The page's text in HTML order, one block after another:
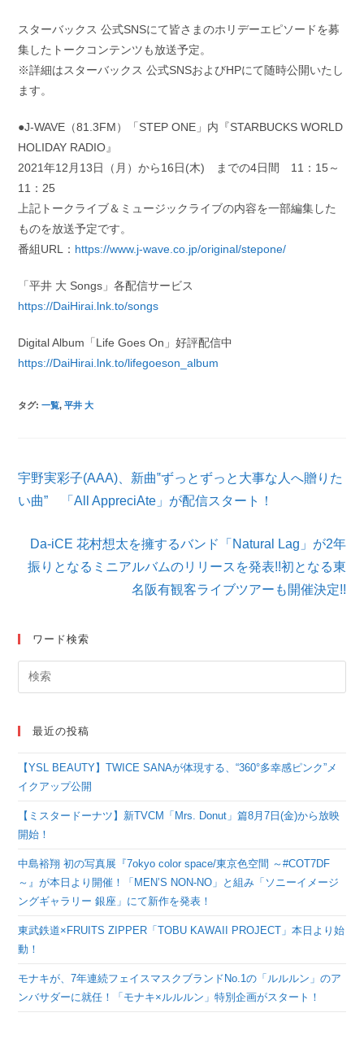
スターバックス 公式SNSにて皆さまのホリデーエピソードを募
集したトークコンテンツも放送予定。
※詳細はスターバックス 公式SNSおよびHPにて随時公開いたし
ます。
●J‐WAVE（81.3FM）「STEP ONE」内『STARBUCKS WORLD
HOLIDAY RADIO』
2021年12月13日（月）から16日(木) までの4日間 11：15～
11：25
上記トークライブ＆ミュージックライブの内容を一部編集した
ものを放送予定です。
番組URL： https://www.j-wave.co.jp/original/stepone/
「平井 大 Songs」各配信サービス
https://DaiHirai.lnk.to/songs
Digital Album「Life Goes On」好評配信中
https://DaiHirai.lnk.to/lifegoeson_album
タグ:一覧, 平井 大
そ
の
他
を
読
宇野実彩子(AAA)、新曲‟ずっとずっと大事な人へ贈りた
い曲” 「All AppreciAte」が配信スタート！
Da-iCE 花村想太を擁するバンド「Natural Lag」が2年
振りとなるミニアルバムのリリースを発表!!初となる東
名阪有観客ライブツアーも開催決定!!
ワード検索
最近の投稿
【YSL BEAUTY】TWICE SANAが体現する、“360°多幸感ピンク”メ
イクアップ公開
【ミスタードーナツ】新TVCM「Mrs. Donut」篇8月7日(金)から放映
開始！
中島裕翔 初の写真展『7okyo color space/東京色空間 ～#COT7DF
～』が本日より開催！「MEN’S NON-NO」と組み「ソニーイメージ
ングギャラリー 銀座」にて新作を発表！
東武鉄道×FRUITS ZIPPER「TOBU KAWAII PROJECT」本日より始
動！
モナキが、7年連続フェイスマスクブランドNo.1の「ルルルン」のア
ンバサダーに就任！「モナキ×ルルルン」特別企画がスタート！